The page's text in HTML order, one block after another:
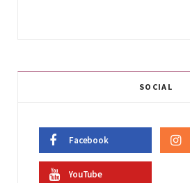
SOCIAL
Facebook
YouTube